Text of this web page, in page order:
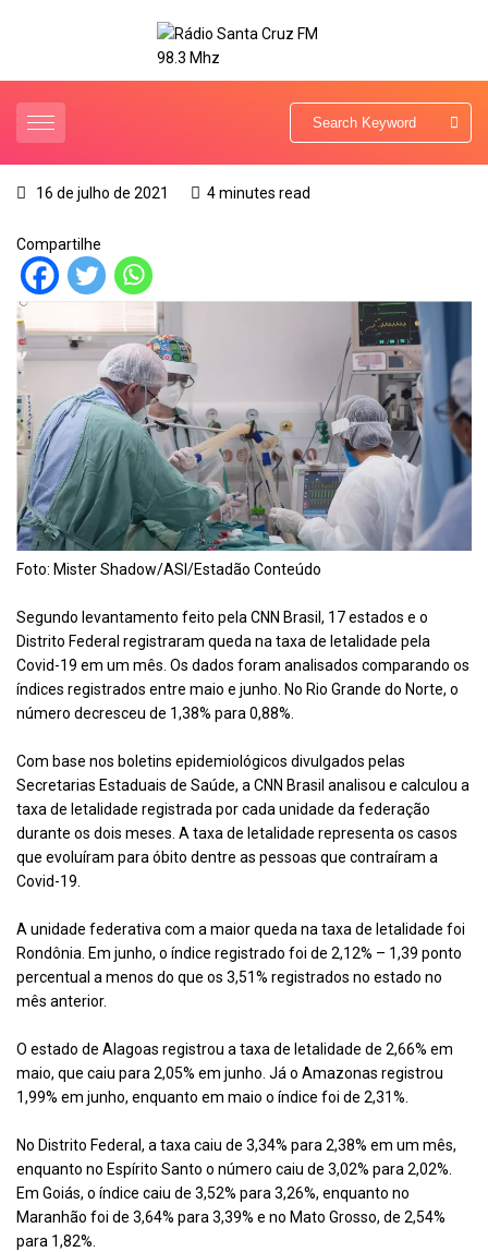
16 de julho de 2021 4 minutes read
Compartilhe
Foto: Mister Shadow/ASI/Estadão Conteúdo
Segundo levantamento feito pela CNN Brasil, 17 estados e o
Distrito Federal registraram queda na taxa de letalidade pela
Covid-19 em um mês. Os dados foram analisados comparando os
índices registrados entre maio e junho. No Rio Grande do Norte, o
número decresceu de 1,38% para 0,88%.
Com base nos boletins epidemiológicos divulgados pelas
Secretarias Estaduais de Saúde, a CNN Brasil analisou e calculou a
taxa de letalidade registrada por cada unidade da federação
durante os dois meses. A taxa de letalidade representa os casos
que evoluíram para óbito dentre as pessoas que contraíram a
Covid-19.
A unidade federativa com a maior queda na taxa de letalidade foi
Rondônia. Em junho, o índice registrado foi de 2,12% – 1,39 ponto
percentual a menos do que os 3,51% registrados no estado no
mês anterior.
O estado de Alagoas registrou a taxa de letalidade de 2,66% em
maio, que caiu para 2,05% em junho. Já o Amazonas registrou
1,99% em junho, enquanto em maio o índice foi de 2,31%.
No Distrito Federal, a taxa caiu de 3,34% para 2,38% em um mês,
enquanto no Espírito Santo o número caiu de 3,02% para 2,02%.
Em Goiás, o índice caiu de 3,52% para 3,26%, enquanto no
Maranhão foi de 3,64% para 3,39% e no Mato Grosso, de 2,54%
para 1,82%.